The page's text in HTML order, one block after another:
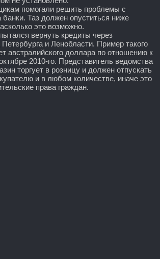
помогали решить проблемы с
банки. Таз должен опуститься ниже
это возможно.
вернуть кредиты через
и Ленобласти. Пример такого
австралийского доллара по отношению к
2010-го. Представитель ведомства
торгует в розницу и должен отпускать
и в любом количестве, иначе это
права граждан.